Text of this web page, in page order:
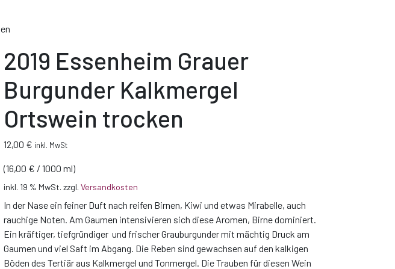
2019 Essenheim Grauer
Burgunder Kalkmergel
Ortswein trocken
12,00 € inkl. MwSt
(16,00 € /1000 ml)
inkl. 19 % MwSt. zzgl.Versandkosten
In der Nase ein feiner Duft nach reifen Birnen, Kiwi und etwas Mirabelle, auch
rauchige Noten. Am Gaumen intensivieren sich diese Aromen, Birne dominiert.
Ein kräftiger, tiefgründiger und frischer Grauburgunder mit mächtig Druck am
Gaumen und viel Saft im Abgang. Die Reben sind gewachsen auf den kalkigen
Böden des Tertiär aus Kalkmergel und Tonmergel. Die Trauben für diesen Wein